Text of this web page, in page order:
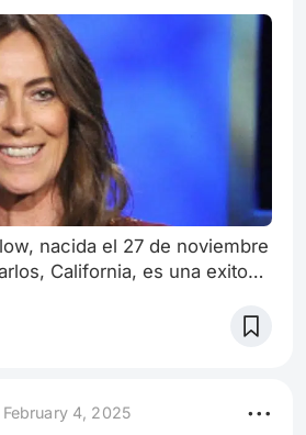
nacida el 27 de noviembre
California, es una exitosa
ha dejado una huella
en géneros
por hombres,
February 4, 2025